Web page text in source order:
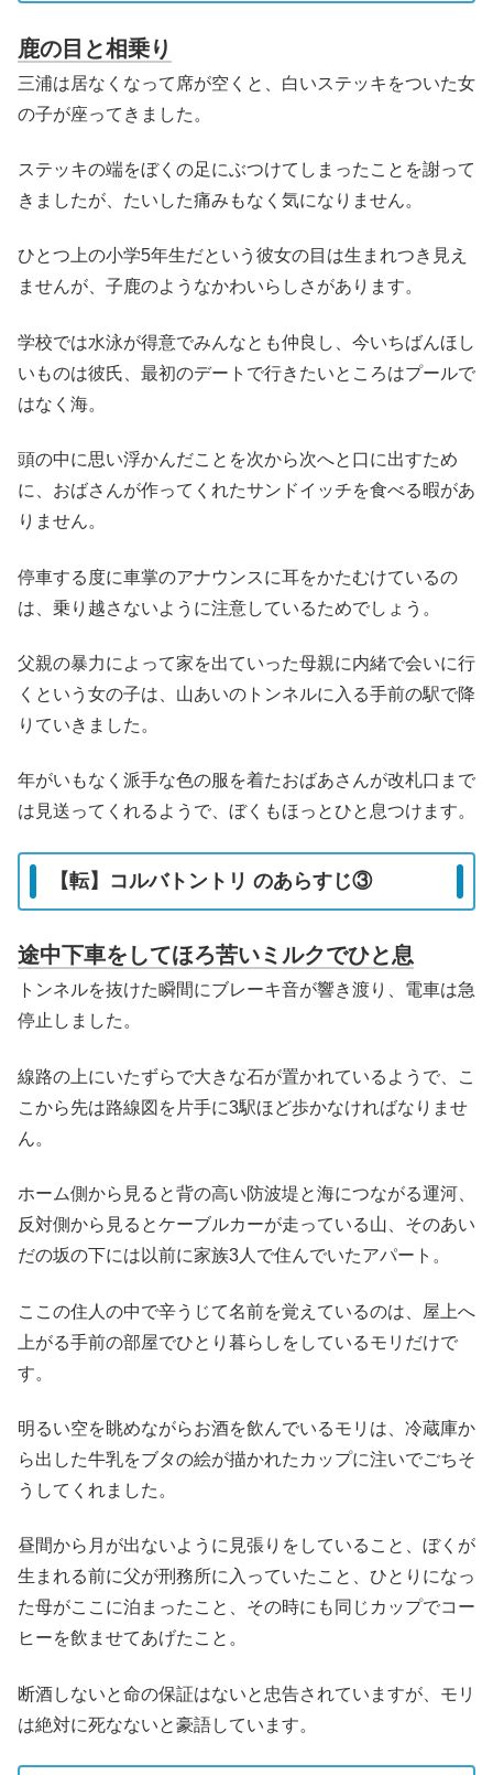
鹿の目と相乗り
三浦は居なくなって席が空くと、白いステッキをついた女
の子が座ってきました。
ステッキの端をぼくの足にぶつけてしまったことを謝って
きましたが、たいした痛みもなく気になりません。
ひとつ上の小学5年生だという彼女の目は生まれつき見え
ませんが、子鹿のようなかわいらしさがあります。
学校では水泳が得意でみんなとも仲良し、今いちばんほし
いものは彼氏、最初のデートで行きたいところはプールで
はなく海。
頭の中に思い浮かんだことを次から次へと口に出すため
に、おばさんが作ってくれたサンドイッチを食べる暇があ
りません。
停車する度に車掌のアナウンスに耳をかたむけているの
は、乗り越さないように注意しているためでしょう。
父親の暴力によって家を出ていった母親に内緒で会いに行
くという女の子は、山あいのトンネルに入る手前の駅で降
りていきました。
年がいもなく派手な色の服を着たおばあさんが改札口まで
は見送ってくれるようで、ぼくもほっとひと息つけます。
【転】コルバトントリ のあらすじ③
途中下車をしてほろ苦いミルクでひと息
トンネルを抜けた瞬間にブレーキ音が響き渡り、電車は急
停止しました。
線路の上にいたずらで大きな石が置かれているようで、こ
こから先は路線図を片手に3駅ほど歩かなければなりませ
ん。
ホーム側から見ると背の高い防波堤と海につながる運河、
反対側から見るとケーブルカーが走っている山、そのあい
だの坂の下には以前に家族3人で住んでいたアパート。
ここの住人の中で辛うじて名前を覚えているのは、屋上へ
上がる手前の部屋でひとり暮らしをしているモリだけで
す。
明るい空を眺めながらお酒を飲んでいるモリは、冷蔵庫か
ら出した牛乳をブタの絵が描かれたカップに注いでごちそ
うしてくれました。
昼間から月が出ないように見張りをしていること、ぼくが
生まれる前に父が刑務所に入っていたこと、ひとりになっ
た母がここに泊まったこと、その時にも同じカップでコー
ヒーを飲ませてあげたこと。
断酒しないと命の保証はないと忠告されていますが、モリ
は絶対に死なないと豪語しています。